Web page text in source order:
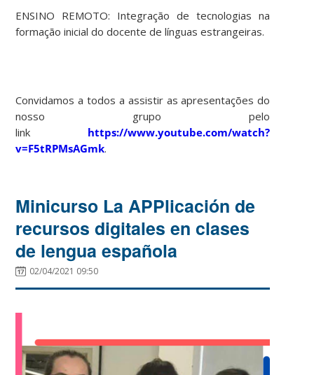
ENSINO REMOTO: Integração de tecnologias na
formação inicial do docente de línguas estrangeiras.
Convidamos a todos a assistir as apresentações do
nosso grupo pelo
link https://www.youtube.com/watch?
v=F5tRPMsAGmk.
Minicurso La APPlicación de
recursos digitales en clases
de lengua española
02/04/2021 09:50